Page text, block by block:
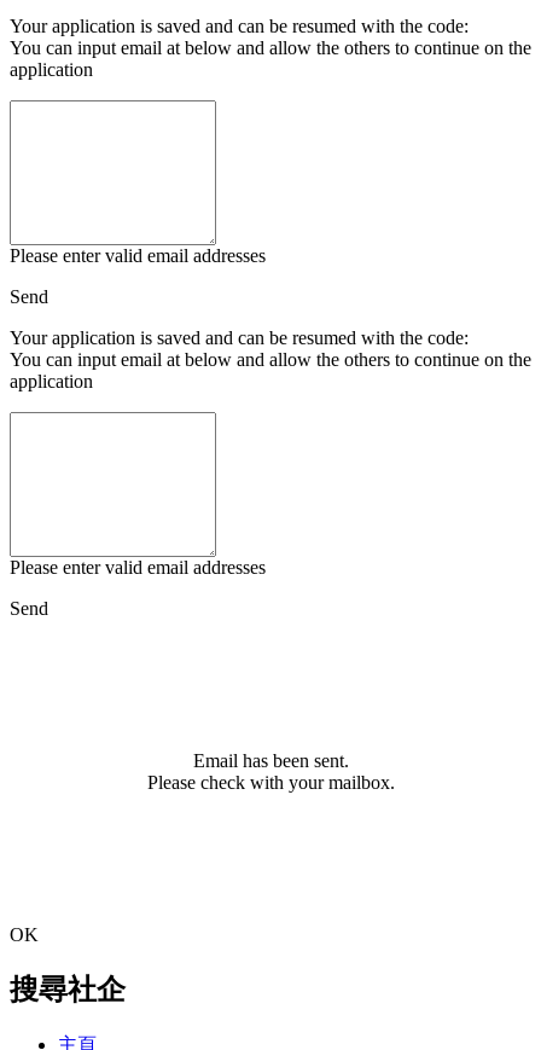
Your application is saved and can be resumed with the code:
You can input email at below and allow the others to continue on the
application
Please enter valid email addresses
Send
Your application is saved and can be resumed with the code:
You can input email at below and allow the others to continue on the
application
Please enter valid email addresses
Send
Email has been sent.
Please check with your mailbox.
OK
搜尋社企
主頁